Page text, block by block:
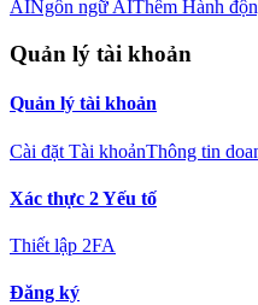
AINgôn ngữ AIThêm Hành
Quản lý tài khoản
Quản lý tài khoản
Cài đặt Tài khoảnThông tin
Xác thực 2 Yếu tố
Thiết lập 2FA
Đăng ký